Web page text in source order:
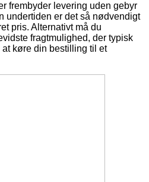
frembyder levering uden gebyr
undertiden er det så nødvendigt
pris. Alternativt må du
fragtmulighed, der typisk
køre din bestilling til et